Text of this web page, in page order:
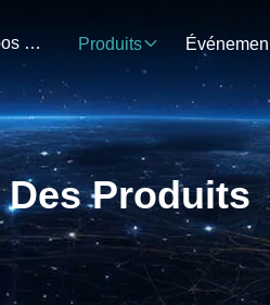
À Propos De Nous Produits
Produits